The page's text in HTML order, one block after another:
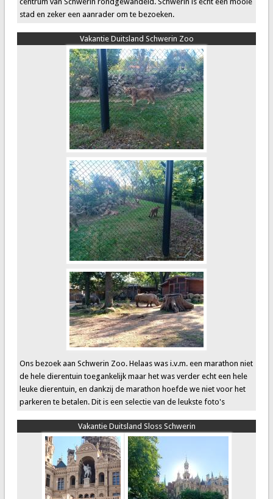
stad en zeker een aanrader om te bezoeken.
Vakantie Duitsland Schwerin Zoo
Ons bezoek aan Schwerin Zoo. Helaas was i.v.m. een marathon niet
de hele dierentuin toegankelijk maar het was verder echt een hele
leuke dierentuin, en dankzij de marathon hoefde we niet voor het
parkeren te betalen. Dit is een selectie van de leukste foto's
Vakantie Duitsland Sloss Schwerin